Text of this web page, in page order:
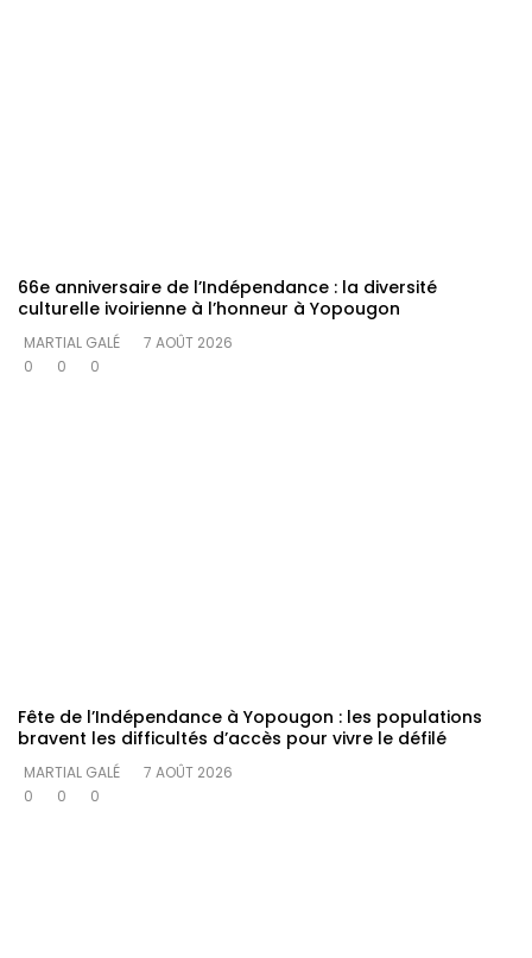
66e anniversaire de l’Indépendance : la diversité
culturelle ivoirienne à l’honneur à Yopougon
MARTIAL GALÉ
7 AOÛT 2026
0
0 0
Fête de l’Indépendance à Yopougon : les populations
bravent les difficultés d’accès pour vivre le défilé
MARTIAL GALÉ
7 AOÛT 2026
0
0 0